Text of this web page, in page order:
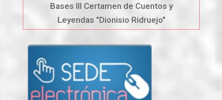
Bases III Certamen de Cuentos y
Leyendas "Dionisio Ridruejo"